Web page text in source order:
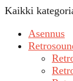
Kaikki
Asennus